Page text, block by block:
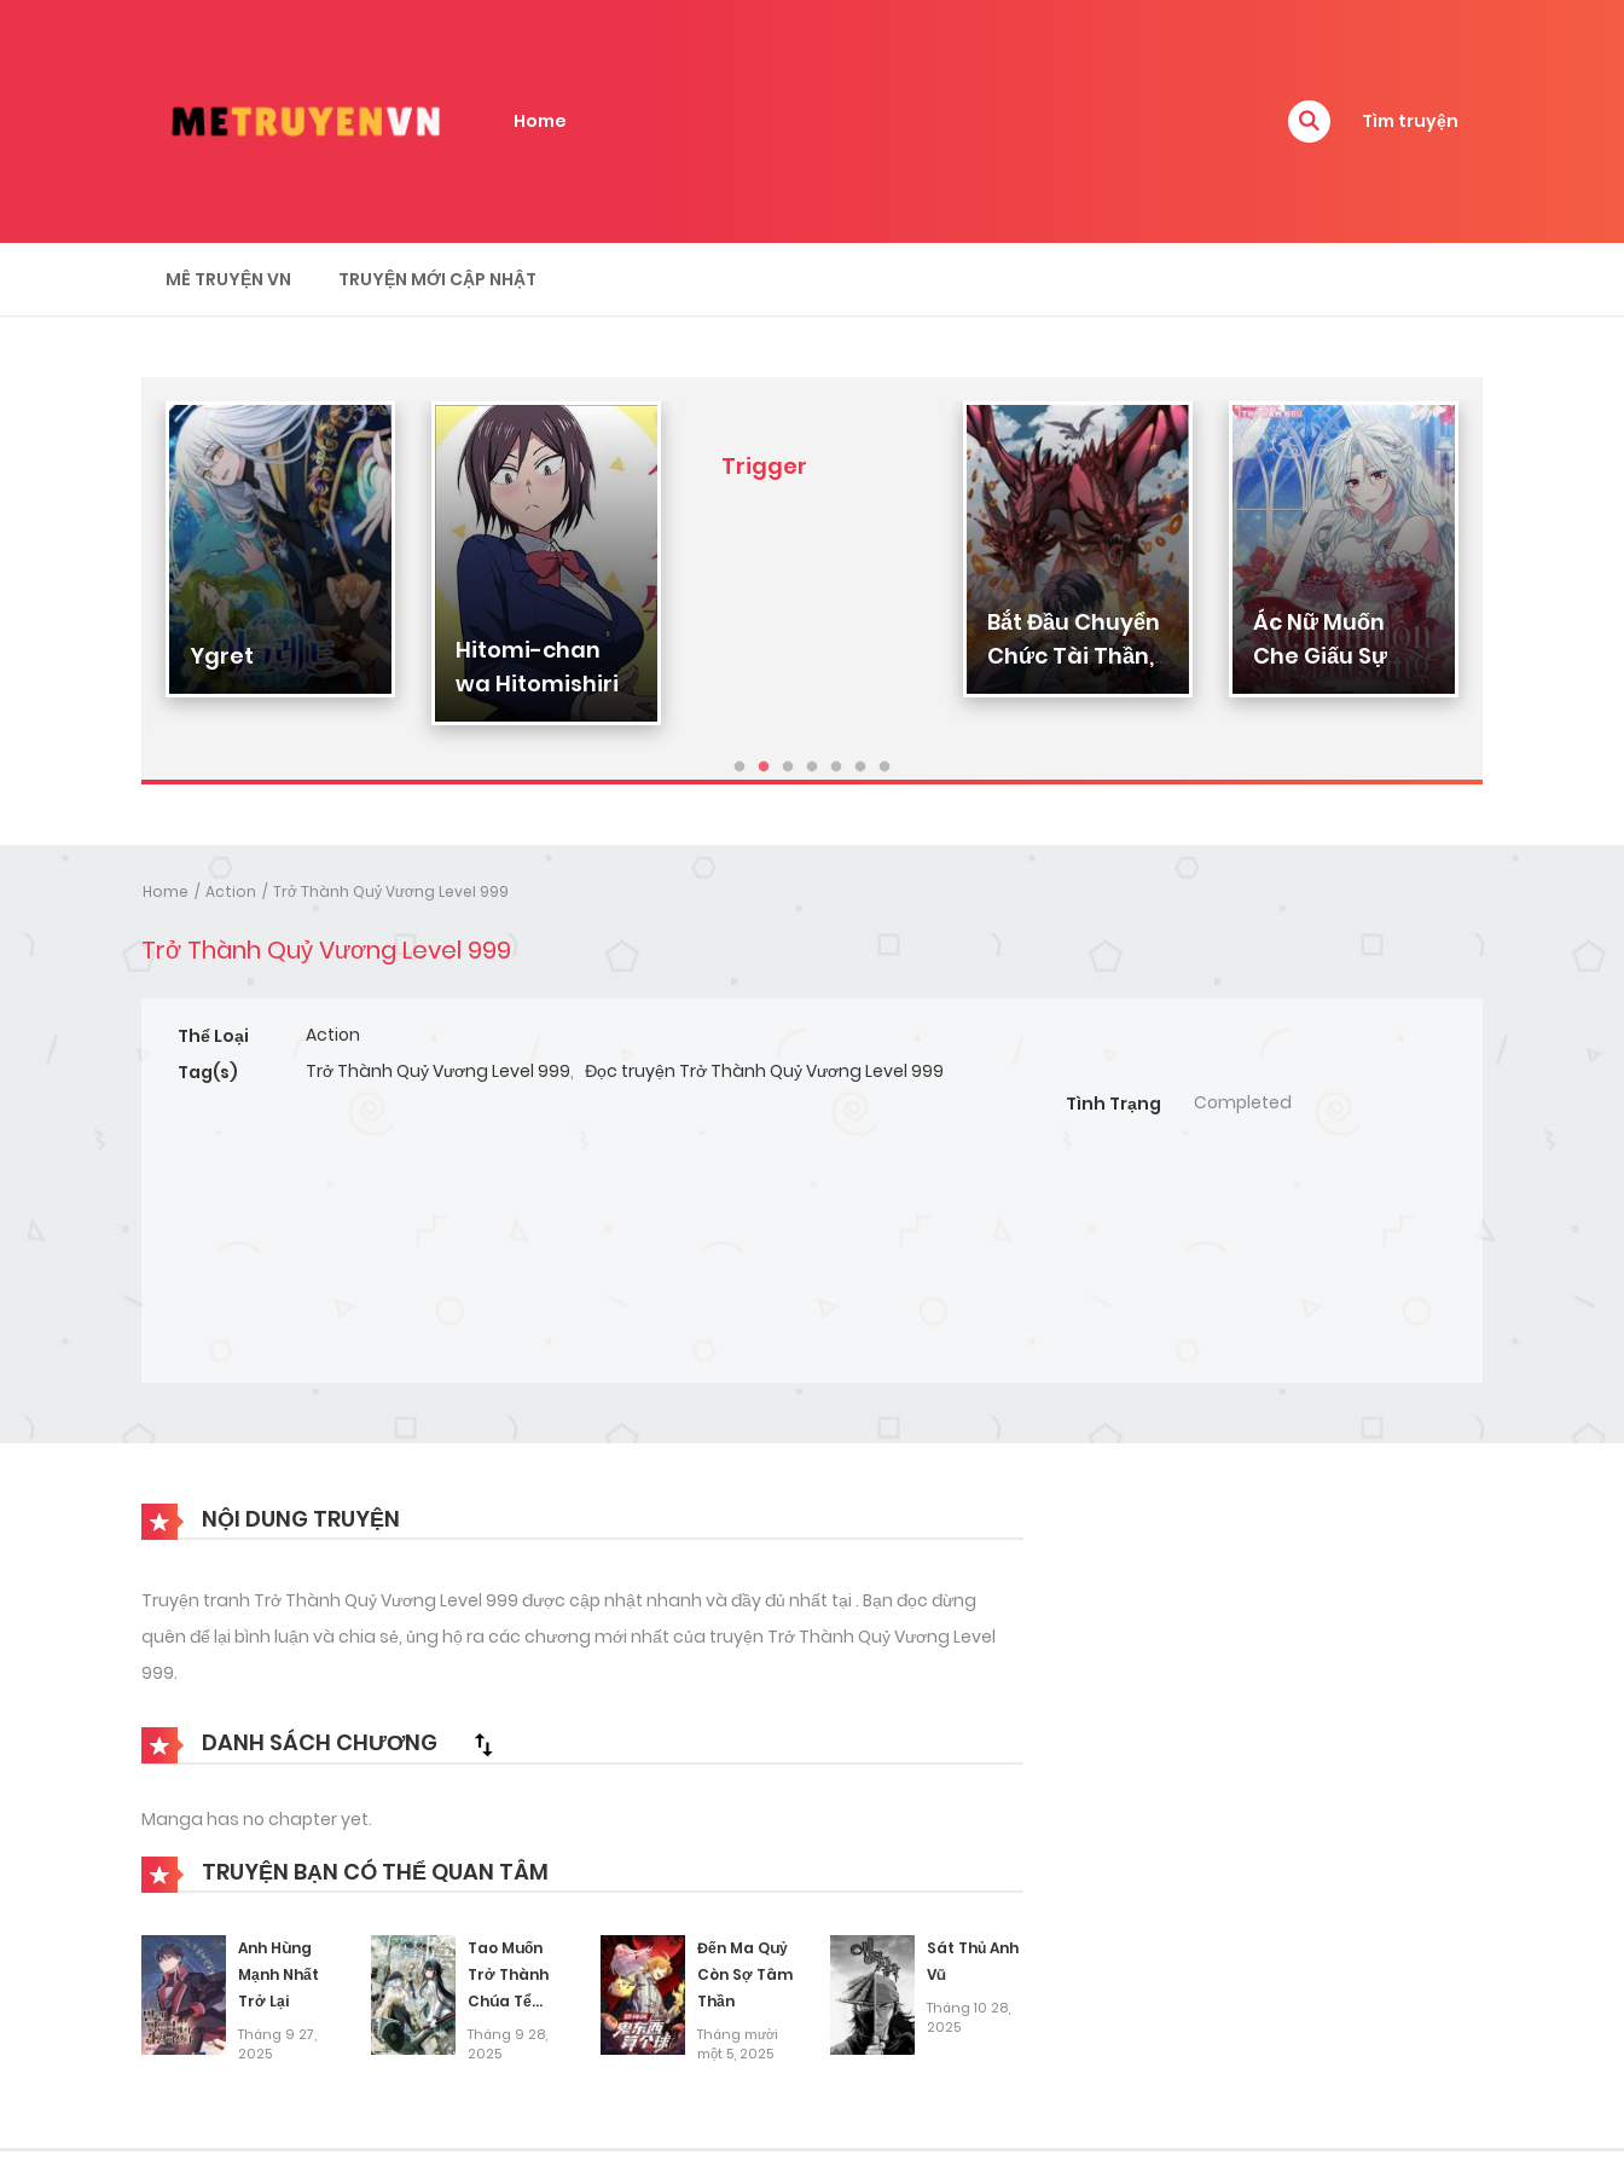
Home Tìm truyện
MÊ TRUYỆN VN TRUYỆN MỚI CẬP NHẬT
Ygret
Hitomi-chan
wa Hitomishiri
Trigger
Bắt Đầu Chuyển
Chức Tài Thần,
Ta Chuyển Hóa
Ác Nữ Muốn
Che Giấu Sự
Giàu Sang
Home Action Trở Thành Quỷ Vương Level 999
Trở Thành Quỷ Vương Level 999
Thể Loại
Action
Tag(s)
Trở Thành Quỷ Vương Level 999, Đọc truyện Trở Thành Quỷ Vương Level 999
Tình Trạng
Completed
NỘI DUNG TRUYỆN
Truyện tranh Trở Thành Quỷ Vương Level 999 được cập nhật nhanh và đầy đủ nhất tại . Bạn đọc đừng
quên để lại bình luận và chia sẻ, ủng hộ ra các chương mới nhất của truyện Trở Thành Quỷ Vương Level
999.
DANH SÁCH CHƯƠNG
Manga has no chapter yet.
TRUYỆN BẠN CÓ THỂ QUAN TÂM
Anh Hùng
Mạnh Nhất
Trở Lại
Tháng 9 27,
2025
Tao Muốn
Trở Thành
Chúa Tể
Bóng Tối!!
Tháng 9 28,
2025
Đến Ma Quỷ
Còn Sợ Tâm
Thần
Tháng mười
một 5, 2025
Sát Thủ Anh
Vũ
Tháng 10 28,
2025